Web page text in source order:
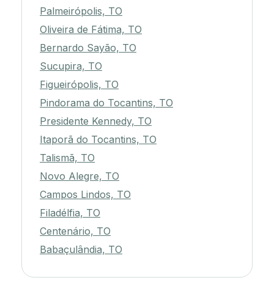
Palmeirópolis, TO
Oliveira de Fátima, TO
Bernardo Sayão, TO
Sucupira, TO
Figueirópolis, TO
Pindorama do Tocantins, TO
Presidente Kennedy, TO
Itaporã do Tocantins, TO
Talismã, TO
Novo Alegre, TO
Campos Lindos, TO
Filadélfia, TO
Centenário, TO
Babaçulândia, TO